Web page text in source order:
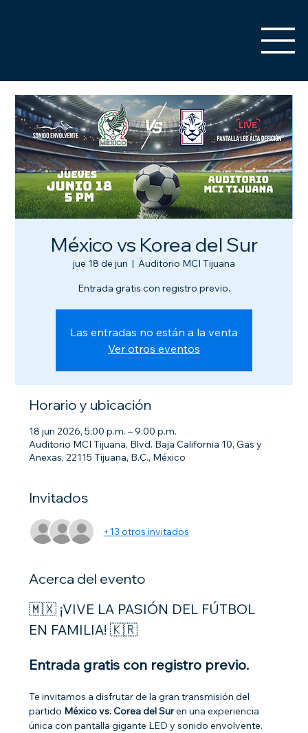
México vs Korea del Sur
jue 18 de jun
  |
Auditorio MCI Tijuana
Entrada gratis con registro previo.
Las entradas no están a la venta
Ver otros eventos
Horario y ubicación
18 jun 2026, 5:00 p.m. – 9:00 p.m.
Auditorio MCI Tijuana, Blvd. Baja California 10, Gas y
Anexas, 22115 Tijuana, B.C., México
Invitados
+13 otros invitados
Acerca del evento
🇲🇽 ¡VIVE LA PASIÓN DEL FÚTBOL
EN FAMILIA! 🇰🇷
Entrada gratis con registro previo.
Te invitamos a disfrutar de la gran transmisión del
partido México vs. Corea del Sur en una experiencia
única con pantalla gigante LED y sonido envolvente.